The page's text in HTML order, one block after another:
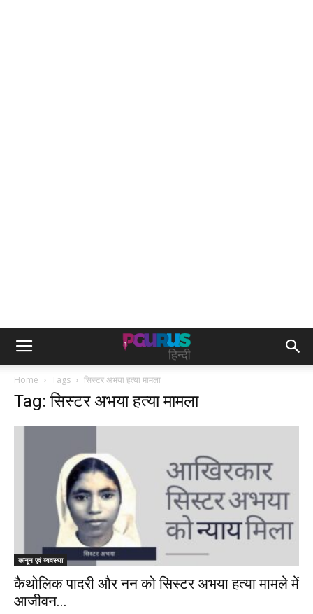
Home Tags सिस्टर अभया हत्या मामला
Tag: सिस्टर अभया हत्या मामला
कानून एवं व्यवस्था
कैथोलिक पादरी और नन को सिस्टर अभया हत्या मामले में
आजीवन...